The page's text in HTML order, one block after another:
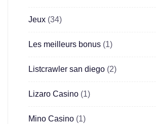
Jeux (34)
Les meilleurs bonus (1)
Listcrawler san diego (2)
Lizaro Casino (1)
Mino Casino (1)